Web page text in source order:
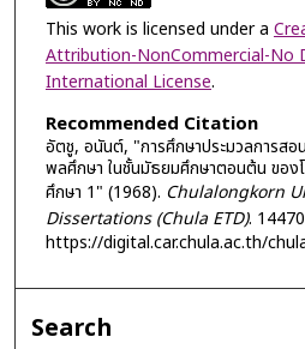
This work is licensed under a
Attribution-NonCommercial-No
International License.
Recommended Citation
อัตชู, อนันต์, "การศึกษาประมวลการสอ
พลศึกษา ในชั้นมัธยมศึกษาตอนต้น ของโ
ศึกษา 1" (1968). Chulalongkorn
Dissertations (Chula ETD).
https://digital.car.chula.ac.th/
Search